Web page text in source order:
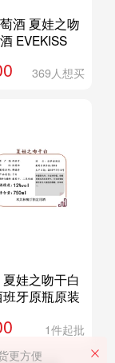
酒 夏娃之吻
EVEKISS
369人想买
夏娃之吻干白
牙原瓶原装
1件起批
更方便